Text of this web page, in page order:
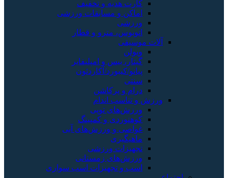
کارت هدیه و تخفیف
اماکن و مسابقات ورزشی
ورزشی
اتوبوس، مترو و قطار
آلات موسیقی
ویولن
گیتار، بیس و امپلیفایر
پیانو/کیبورد/آکاردئون
سنتی
درام و پرکاشن
ورزش و تناسب اندام
ورزش‌های توپی
کوهنوردی و کمپینگ
غواصی و ورزش‌های آبی
ماهیگیری
تجهیزات ورزشی
ورزش‌های زمستانی
اسب و تجهیزات اسب سواری